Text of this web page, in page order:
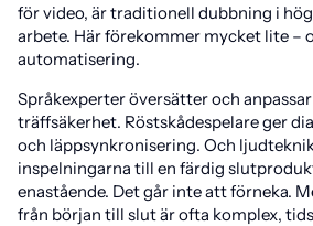
för video, är traditionell dubbning i
arbete. Här förekommer mycket lite –
automatisering.
Språkexperter översätter och
träffsäkerhet. Röstskådespelare ger
och läppsynkronisering. Och
inspelningarna till en färdig
enastående. Det går inte att förneka.
från början till slut är ofta komplex,